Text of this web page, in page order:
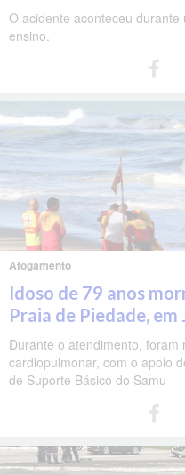
O acidente aconteceu
ensino.
Afogamento
Idoso de 79 anos
Praia de Piedade,
Durante o atendimento,
cardiopulmonar, com o apoio
de Suporte Básico do Samu